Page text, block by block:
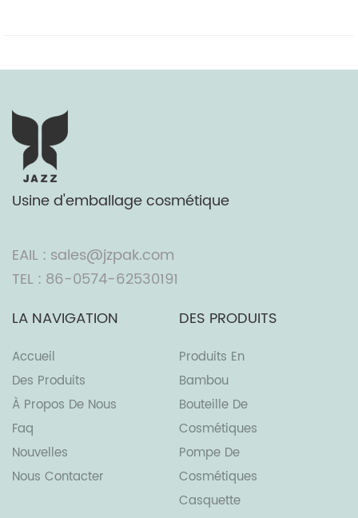
Usine d'emballage cosmétique
EAIL : sales@jzpak.com
TEL : 86-0574-62530191
LA NAVIGATION
Accueil
Des Produits
À Propos De Nous
Faq
Nouvelles
Nous Contacter
DES PRODUITS
Produits En
Bambou
Bouteille De
Cosmétiques
Pompe De
Cosmétiques
Casquette